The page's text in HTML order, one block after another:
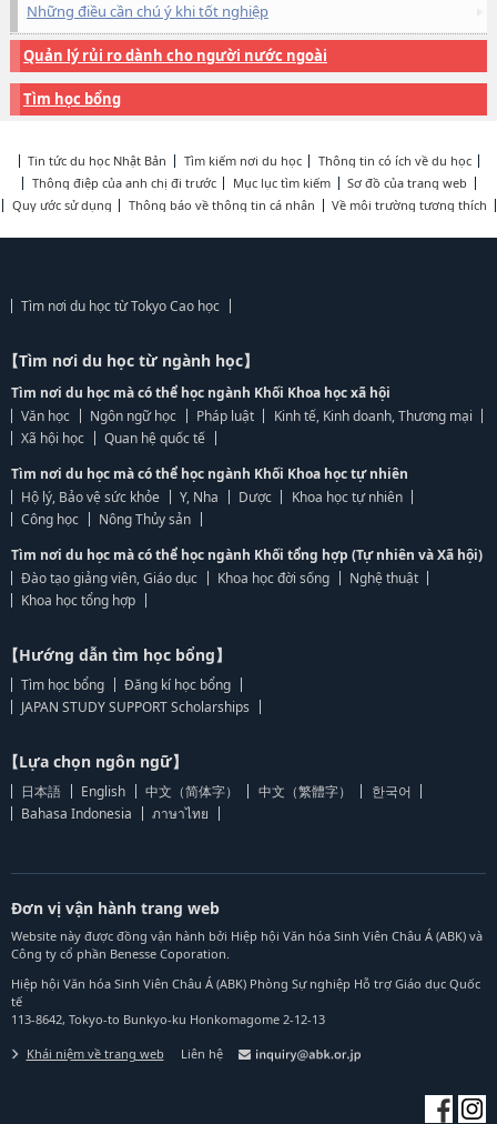
Những điều cần chú ý khi tốt nghiệp
Quản lý rủi ro dành cho người nước ngoài
Tìm học bổng
Tin tức du học Nhật Bản Tìm kiếm nơi du học
Thông tin có ích về du học
Thông điệp của anh chị đi trước
Mục lục tìm kiếm
Sơ đồ của trang web
Quy ước sử dụng
Thông báo về thông tin cá nhân Về môi trường tương thích
Tìm nơi du học từ Tokyo Cao học
【Tìm nơi du học từ ngành học】
Tìm nơi du học mà có thể học ngành Khối Khoa học xã hội
Văn học
Ngôn ngữ học Pháp luật
Kinh tế, Kinh doanh, Thương mại
Xã hội học
Quan hệ quốc tế
Tìm nơi du học mà có thể học ngành Khối Khoa học tự nhiên
Hộ lý, Bảo vệ sức khỏe
Y, Nha Dược
Khoa học tự nhiên
Công học
Nông Thủy sản
Tìm nơi du học mà có thể học ngành Khối tổng hợp (Tự nhiên và Xã hội)
Đào tạo giảng viên, Giáo dục
Khoa học đời sống
Nghệ thuật
Khoa học tổng hợp
【Hướng dẫn tìm học bổng】
Tìm học bổng
Đăng kí học bổng
JAPAN STUDY SUPPORT Scholarships
【Lựa chọn ngôn ngữ】
日本語 English 中文（简体字） 中文（繁體字）
한국어
Bahasa Indonesia
ภาษาไทย
Đơn vị vận hành trang web
Website này được đồng vận hành bởi Hiệp hội Văn hóa Sinh Viên Châu Á (ABK) và
Công ty cổ phần Benesse Coporation.
Hiệp hội Văn hóa Sinh Viên Châu Á (ABK) Phòng Sự nghiệp Hỗ trợ Giáo dục Quốc
tế
113-8642, Tokyo-to Bunkyo-ku Honkomagome 2-12-13
Khái niệm về trang web Liên hệ